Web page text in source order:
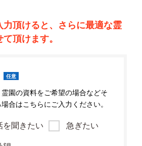
力頂けると、さらに最適な霊
頂けます。
任意
霊園の資料をご希望の場合などそ
合はこちらにご入力ください。
を聞きたい 急ぎたい